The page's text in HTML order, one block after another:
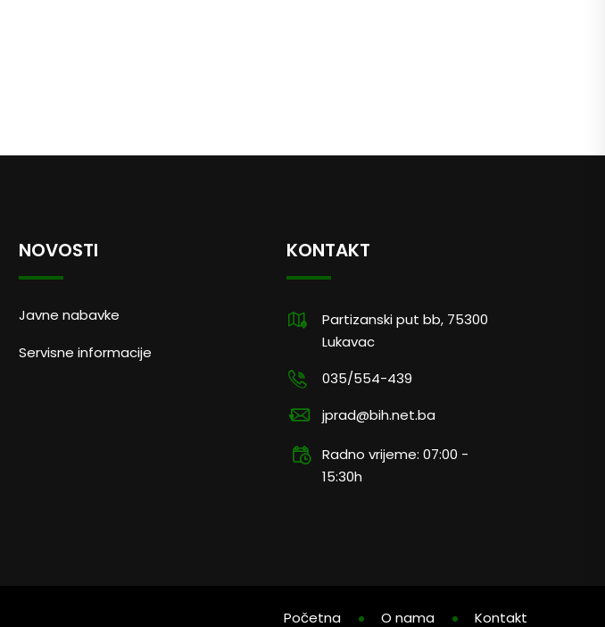
NOVOSTI
Javne nabavke
Servisne informacije
KONTAKT
Partizanski put bb, 75300
Lukavac
035/554-439
jprad@bih.net.ba
Radno vrijeme: 07:00 -
15:30h
Početna O nama Kontakt